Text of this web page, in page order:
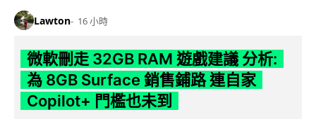
Lawton 16 小時
微軟刪走 32GB RAM 遊戲建議 分析:
為 8GB Surface 銷售鋪路 連自家
Copilot+ 門檻也未到